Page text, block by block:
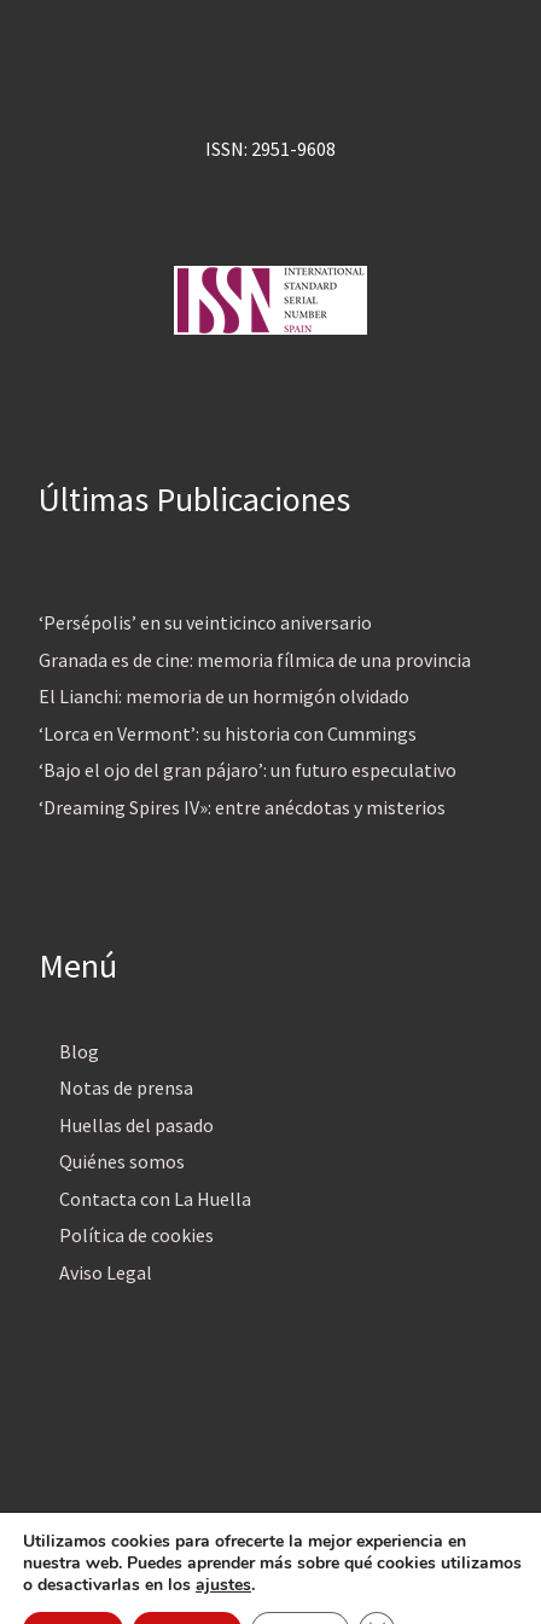
ISSN: 2951-9608
Últimas Publicaciones
‘Persépolis’ en su veinticinco aniversario
Granada es de cine: memoria fílmica de una provincia
El Lianchi: memoria de un hormigón olvidado
‘Lorca en Vermont’: su historia con Cummings
‘Bajo el ojo del gran pájaro’: un futuro especulativo
‘Dreaming Spires IV»: entre anécdotas y misterios
Menú
Blog
Notas de prensa
Huellas del pasado
Quiénes somos
Contacta con La Huella
Política de cookies
Aviso Legal
© 2026La Huella Digital– Todos los derechos reservados
Utilizamos cookies para ofrecerte la mejor experiencia en
nuestra web. Puedes aprender más sobre qué cookies utilizamos
o desactivarlas en los ajustes.